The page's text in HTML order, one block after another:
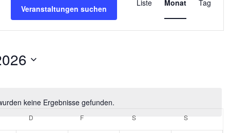
Hinweis
keine Ergebnisse gefunden.
Veranstaltungen suchen Ansichten-
Navigation
Liste Monat Tag
D F SSAMSTAG SSONNTAG